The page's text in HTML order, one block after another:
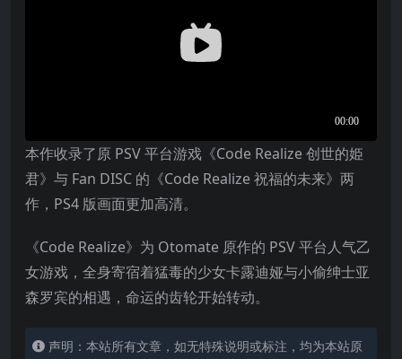
本作收录了原 PSV 平台游戏《Code Realize 创世的姫
君》与 Fan DISC 的《Code Realize 祝福的未来》两
作，PS4 版画面更加高清。
《Code Realize》为 Otomate 原作的 PSV 平台人气乙
女游戏，全身寄宿着猛毒的少女卡露迪娅与小偷绅士亚
森罗宾的相遇，命运的齿轮开始转动。
声明：本站所有文章，如无特殊说明或标注，均为本站原